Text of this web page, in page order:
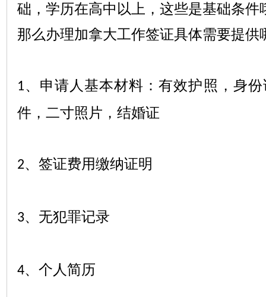
础，学历在高中以上，这些是基础条件
那么办理加拿大工作签证具体需要提供
1、申请人基本材料：有效护照，身
件，二寸照片，结婚证
2、签证费用缴纳证明
3、无犯罪记录
4、个人简历